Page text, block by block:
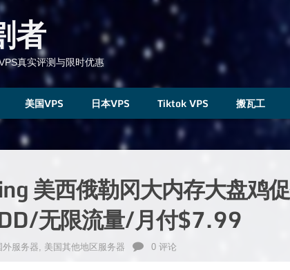
者
真实评测与限时优惠
美国VPS 日本VPS Tiktok VPS 搬瓦工
美西俄勒冈大内存大盘鸡促
无限流量/月付$7.99
外服务器, 美国其他地区服务器 0 评论